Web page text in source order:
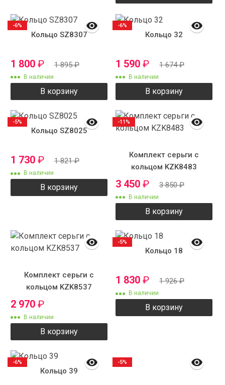
Кольцо SZ8307
1 800 ₽ 1 895₽
В наличии
В корзину
-6%
Кольцо 32
1 590 ₽ 1 674₽
В наличии
В корзину
-6%
Кольцо SZ8025
1 730 ₽ 1 821₽
В наличии
В корзину
-5%
Комплект серьги с
кольцом KZK8483
3 450 ₽ 3 850₽
В наличии
В корзину
-11%
Комплект серьги с
кольцом KZK8537
2 970 ₽
В наличии
В корзину
Кольцо 18
1 830 ₽ 1 926₽
В наличии
В корзину
-5%
Кольцо 39
-6% -5%